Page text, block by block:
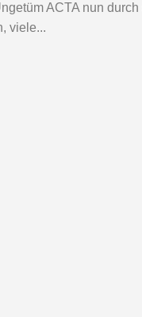
ACTA nun durch
viele...